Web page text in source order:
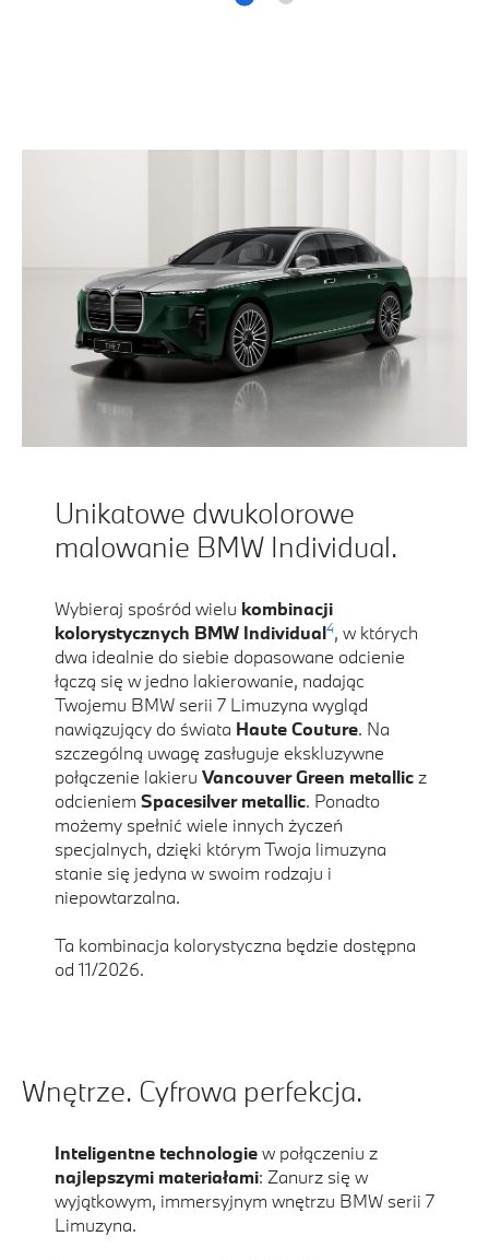
Unikatowe dwukolorowe
malowanie BMW Individual.
Wybieraj spośród wielu kombinacji
kolorystycznych BMW Individual4, w których
dwa idealnie do siebie dopasowane odcienie
łączą się w jedno lakierowanie, nadając
Twojemu BMW serii 7 Limuzyna wygląd
nawiązujący do świata Haute Couture. Na
szczególną uwagę zasługuje ekskluzywne
połączenie lakieru Vancouver Green metallicz
odcieniem Spacesilver metallic. Ponadto
możemy spełnić wiele innych życzeń
specjalnych, dzięki którym Twoja limuzyna
stanie się jedyna w swoim rodzaju i
niepowtarzalna.
Ta kombinacja kolorystyczna będzie dostępna
od 11/2026.
Wnętrze. Cyfrowa perfekcja.
Inteligentne technologiew połączeniu z
najlepszymi materiałami: Zanurz się w
wyjątkowym, immersyjnym wnętrzu BMW serii 7
Limuzyna.